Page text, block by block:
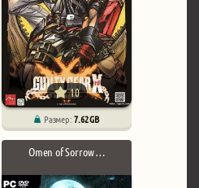
10
Размер:7.62 GB
Omen of Sorrow …